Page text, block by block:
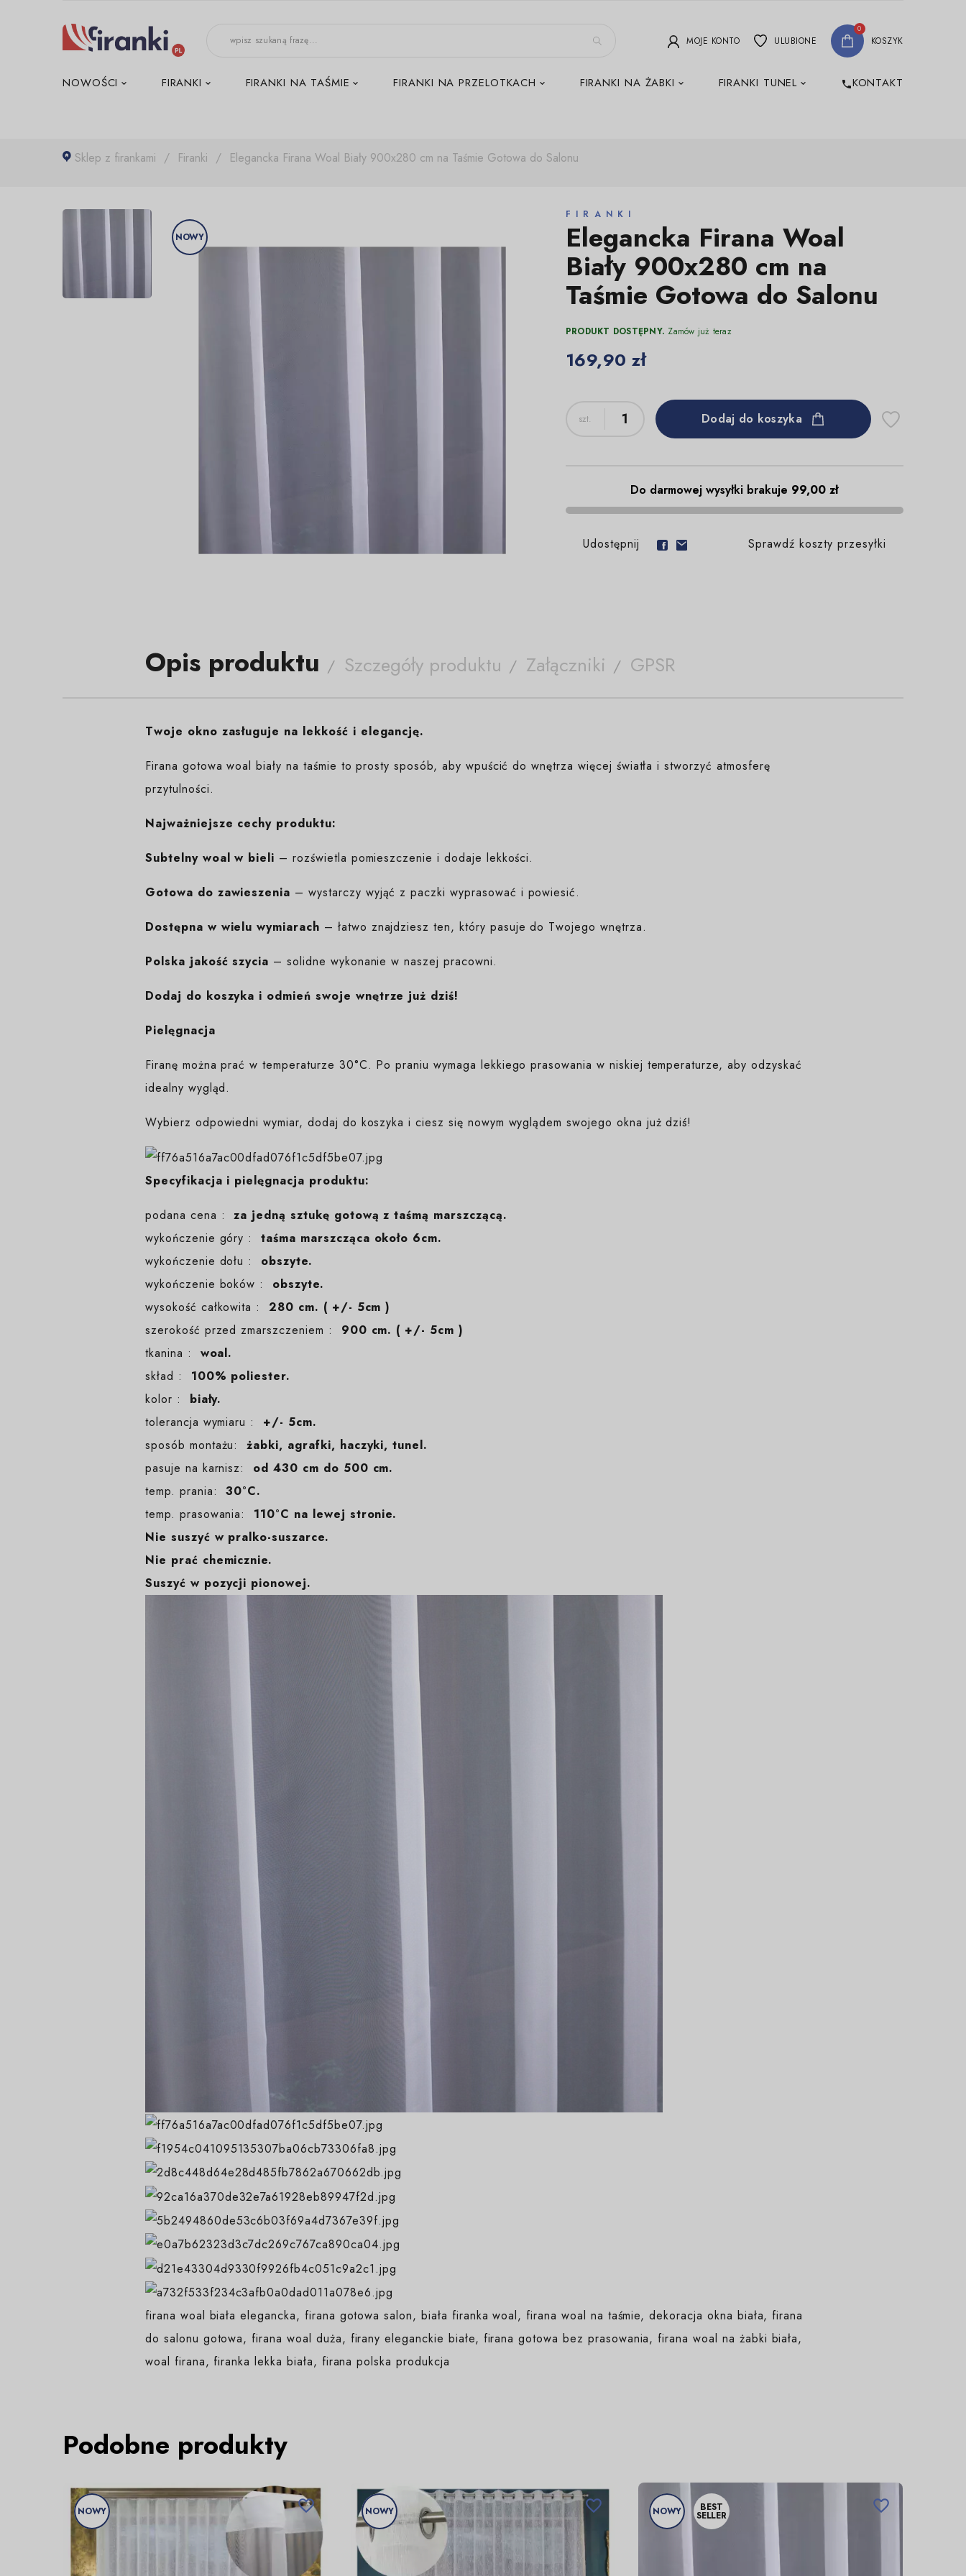
MOJE KONTO ULUBIONE
0
KOSZYK
NOWOŚCI FIRANKI FIRANKI NA TAŚMIE FIRANKI NA PRZELOTKACH FIRANKI NA ŻABKI FIRANKI TUNEL phoneKONTAKT
Sklep z firankami Firanki Elegancka Firana Woal Biały 900x280 cm na Taśmie Gotowa do Salonu
NOWY
FIRANKI
Elegancka Firana Woal
Biały 900x280 cm na
Taśmie Gotowa do Salonu
PRODUKT DOSTĘPNY. Zamów już teraz
169,90 zł
Dodaj do koszyka
Do darmowej wysyłki brakuje 99,00 zł
Udostępnij Sprawdź koszty przesyłki
Opis produktu Szczegóły produktu Załączniki GPSR
Twoje okno zasługuje na lekkość i elegancję.
Firana gotowa woal biały na taśmie to prosty sposób, aby wpuścić do wnętrza więcej światła i stworzyć atmosferę
przytulności.
Najważniejsze cechy produktu:
Subtelny woal w bieli – rozświetla pomieszczenie i dodaje lekkości.
Gotowa do zawieszenia – wystarczy wyjąć z paczki wyprasować i powiesić.
Dostępna w wielu wymiarach – łatwo znajdziesz ten, który pasuje do Twojego wnętrza.
Polska jakość szycia – solidne wykonanie w naszej pracowni.
Dodaj do koszyka i odmień swoje wnętrze już dziś!
Pielęgnacja
Firanę można prać w temperaturze 30°C. Po praniu wymaga lekkiego prasowania w niskiej temperaturze, aby odzyskać
idealny wygląd.
Wybierz odpowiedni wymiar, dodaj do koszyka i ciesz się nowym wyglądem swojego okna już dziś!
Specyfikacja i pielęgnacja produktu:
podana cena :za jedną sztukę gotową z taśmą marszczącą.
wykończenie góry :taśma marszcząca około 6cm.
wykończenie dołu : obszyte.
wykończenie boków : obszyte.
wysokość całkowita :280 cm. ( +/- 5cm )
szerokość przed zmarszczeniem : 900 cm. ( +/- 5cm )
tkanina : woal.
skład : 100% poliester.
kolor : biały.
tolerancja wymiaru :
+/- 5cm.
sposób montażu:żabki, agrafki, haczyki, tunel.
pasuje na karnisz: od 430 cm do 500 cm.
temp. prania:30°C.
temp. prasowania: 110°C na lewej stronie.
Nie suszyć w pralko-suszarce.
Nie prać chemicznie.
Suszyć w pozycji pionowej.
firana woal biała elegancka, firana gotowa salon, biała firanka woal, firana woal na taśmie, dekoracja okna biała, firana
do salonu gotowa, firana woal duża, firany eleganckie białe, firana gotowa bez prasowania, firana woal na żabki biała,
woal firana, firanka lekka biała, firana polska produkcja
Podobne produkty
NOWY  NOWY  NOWY BEST
SELLER
